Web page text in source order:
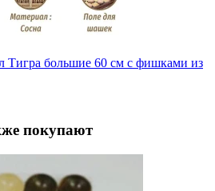
Тигра большие 60 см с фишками из
покупают